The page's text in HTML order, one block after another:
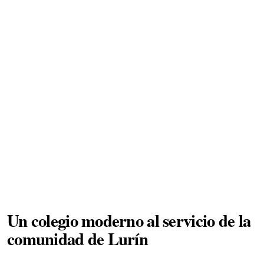
Un colegio moderno al servicio de la
comunidad de Lurín